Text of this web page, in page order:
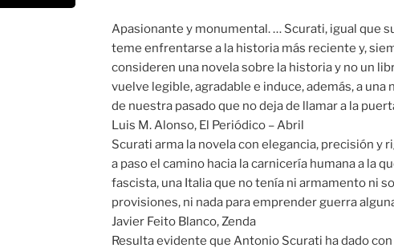
Apasionante y monumental. … Scurati, igual que
teme enfrentarse a la historia más reciente y,
consideren una novela sobre la historia y no un
vuelve legible, agradable e induce, además, a
de nuestra pasado que no deja de llamar a la
Luis M. Alonso, El Periódico – Abril
Scurati arma la novela con elegancia, precisión y
a paso el camino hacia la carnicería humana a la
fascista, una Italia que no tenía ni armamento ni
provisiones, ni nada para emprender guerra
Javier Feito Blanco, Zenda
Resulta evidente que Antonio Scurati ha dado